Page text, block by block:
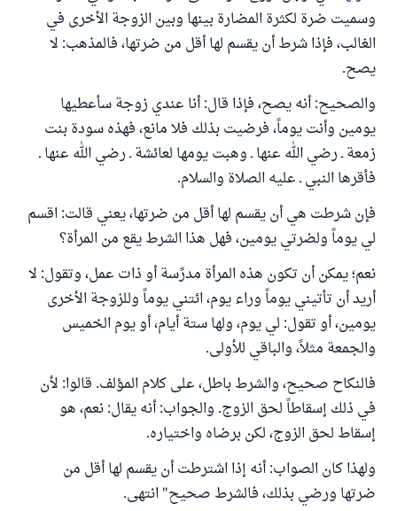
وسميت ضرة لكثرة المضارة بينها وبين الزوجة الأخرى في
الغالب، فإذا شرط أن يقسم لها أقل من ضرتها، فالمذهب: لا
يصح.
والصحيح: أنه يصح، فإذا قال: أنا عندي زوجة سأعطيها
يومين وأنت يوماً، فرضيت بذلك فلا مانع، فهذه سودة بنت
زمعة ـ رضي الله عنها ـ وهبت يومها لعائشة ـ رضي الله عنها ـ
فأقرها النبي ـ عليه الصلاة والسلام.
فإن شرطت هي أن يقسم لها أقل من ضرتها، يعني قالت: اقسم
لي يوماً ولضرتي يومين، فهل هذا الشرط يقع من المرأة؟
نعم؛ يمكن أن تكون هذه المرأة مدرِّسة أو ذات عمل، وتقول: لا
أريد أن تأتيني يوماً وراء يوم، ائتني يوماً وللزوجة الأخرى
يومين، أو تقول: لي يوم، ولها ستة أيام، أو يوم الخميس
والجمعة مثلاً، والباقي للأولى.
فالنكاح صحيح، والشرط باطل، على كلام المؤلف. قالوا: لأن
في ذلك إسقاطاً لحق الزوج. والجواب: أنه يقال: نعم، هو
إسقاط لحق الزوج، لكن برضاه واختياره.
ولهذا كان الصواب: أنه إذا اشترطت أن يقسم لها أقل من
ضرتها ورضي بذلك، فالشرط صحيح" انتهى.